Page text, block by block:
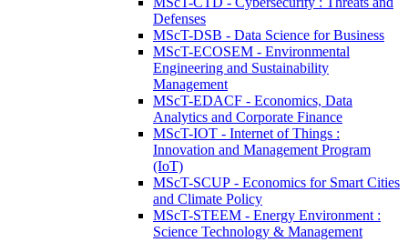
Defenses
MScT-DSB - Data Science for Business
MScT-ECOSEM - Environmental
Engineering and Sustainability
Management
MScT-EDACF - Economics, Data
Analytics and Corporate Finance
MScT-IOT - Internet of Things :
Innovation and Management Program
(IoT)
MScT-SCUP - Economics for Smart Cities
and Climate Policy
MScT-STEEM - Energy Environment :
Science Technology & Management